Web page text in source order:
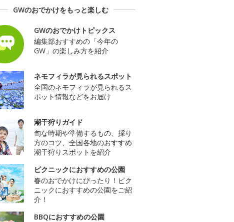
GWのおでかけをもっと楽しむ
GWのおでかけトピックス
編集部おすすめの「今年の
GW」の楽しみ方を紹介
ネモフィラが見られるスポット
全国のネモフィラが見られるス
ポット情報などをお届け
潮干狩りガイド
旬な時期や準備するもの、採り
方のコツ、全国各地のおすすめ
潮干狩りスポットを紹介
ピクニックにおすすめの公園
春のおでかけにぴったり！ピク
ニックにおすすめの公園をご紹
介！
BBQにおすすめの公園